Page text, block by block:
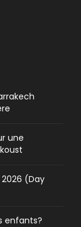
une
(Day
enfants?